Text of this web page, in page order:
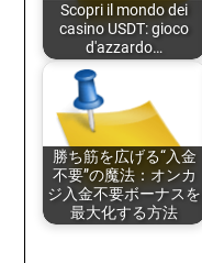
Scopri il mondo dei
casino USDT: gioco
d'azzardo…
勝ち筋を広げる“入金
不要”の魔法：オンカ
ジ入金不要ボーナスを
最大化する方法